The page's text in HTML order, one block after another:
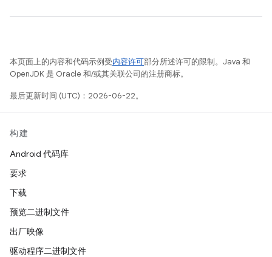
本页面上的内容和代码示例受内容许可部分所述许可的限制。Java 和
OpenJDK 是 Oracle 和/或其关联公司的注册商标。
最后更新时间 (UTC)：2026-06-22。
构建
Android 代码库
要求
下载
预览二进制文件
出厂映像
驱动程序二进制文件